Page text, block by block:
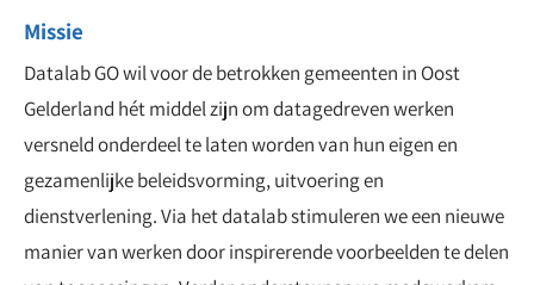
Missie
Datalab GO wil voor de betrokken gemeenten in Oost
Gelderland hét middel zijn om datagedreven werken
versneld onderdeel te laten worden van hun eigen en
gezamenlijke beleidsvorming, uitvoering en
dienstverlening. Via het datalab stimuleren we een nieuwe
manier van werken door inspirerende voorbeelden te delen